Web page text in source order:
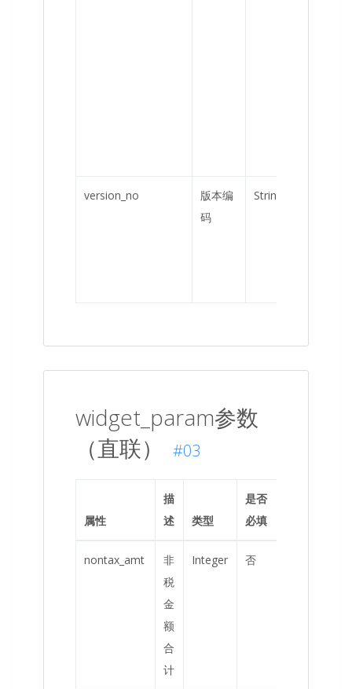
version_no
版本编
码
String
widget_param参数
（直联）
#03
属性
描
述
类型
是否
必填
nontax_amt
非
税
金
额
合
计
Integer 否